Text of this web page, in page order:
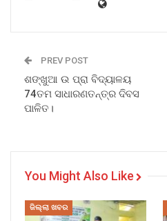
PREV POST
ଶଙ୍ଖୁଆ ଉ ପ୍ରା ବିଦ୍ୟାଳୟ
74ତମ ସାଧାରଣତନ୍ତ୍ର ଦିବସ
ପାଳିତ।
You Might Also Like
ଜିଲ୍ଲା ଖବର